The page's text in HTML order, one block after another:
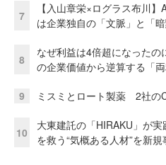
7
【入山章栄×ログラス布川
は企業独自の「文脈」と「
8
なぜ利益は4倍超になった
の企業価値から逆算する「両
9 ミスミとロート製薬 2社の
10
大東建託の「HIRAKU」が
を救う“気概ある人材”を新